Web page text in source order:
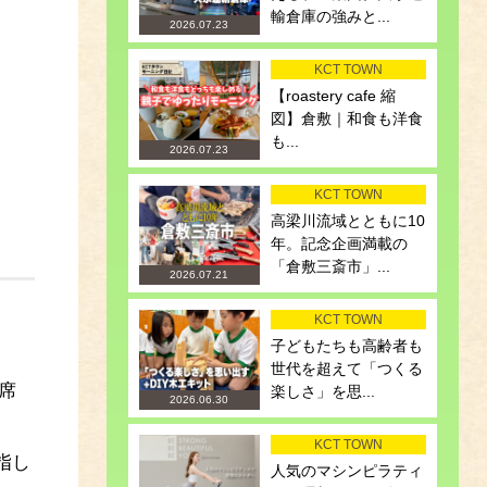
し
2026.07.23
輸倉庫の強みと...
2026.07.23
KCT TOWN
【roastery cafe 縮
図】倉敷｜和食も洋食
も...
2026.07.21
KCT TOWN
高梁川流域とともに10
年。記念企画満載の
「倉敷三斎市」...
2026.06.30
KCT TOWN
子どもたちも高齢者も
世代を超えて「つくる
楽しさ」を思...
KCT TOWN
人気のマシンピラティ